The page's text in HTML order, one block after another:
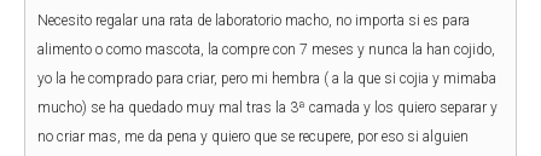
Necesito regalar una rata de laboratorio macho, no importa si es para
alimento o como mascota, la compre con 7 meses y nunca la han cojido,
yo la he comprado para criar, pero mi hembra ( a la que si cojia y mimaba
mucho) se ha quedado muy mal tras la 3ª camada y los quiero separar y
no criar mas, me da pena y quiero que se recupere, por eso si alguien